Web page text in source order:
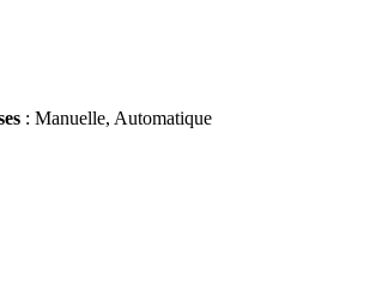
: Manuelle, Automatique